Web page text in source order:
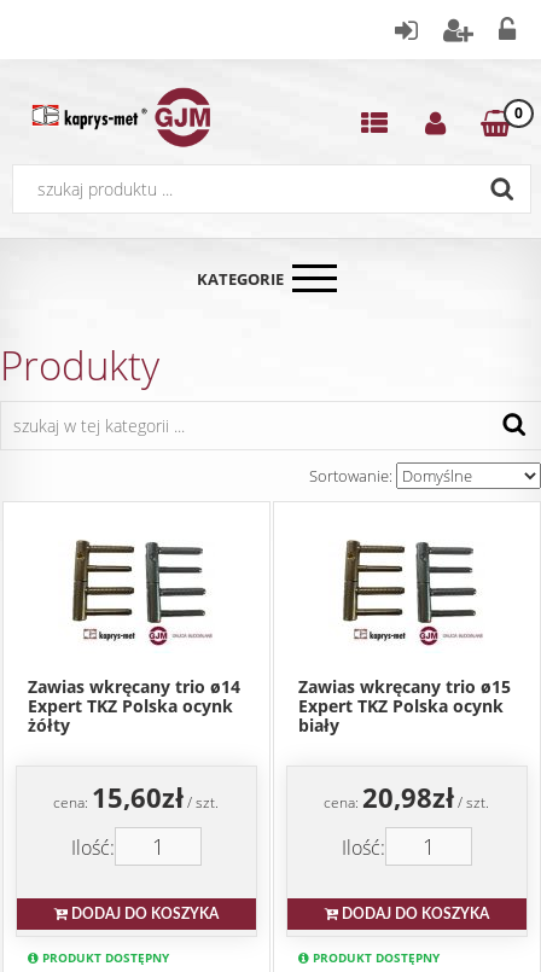
0
KATEGORIE
Produkty
Sortowanie:
Zawias wkręcany trio ø14
Expert TKZ Polska ocynk
żółty
cena: 15,60zł/ szt.
Ilość:
DODAJ DO KOSZYKA
PRODUKT DOSTĘPNY
Zawias wkręcany trio ø15
Expert TKZ Polska ocynk
biały
cena:20,98zł/ szt.
Ilość:
DODAJ DO KOSZYKA
PRODUKT DOSTĘPNY